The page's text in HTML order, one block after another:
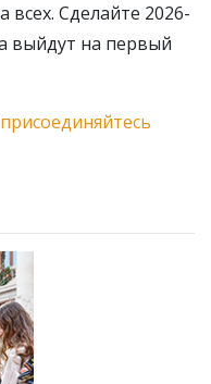
всех. Сделайте 2026-
выйдут на первый
присоединяйтесь